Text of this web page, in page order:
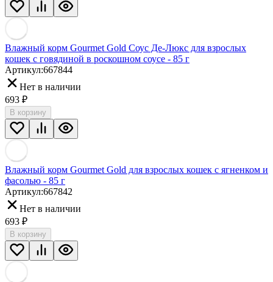
Влажный корм Gourmet Gold Соус Де-Люкс для взрослых
кошек с говядиной в роскошном соусе - 85 г
Артикул:667844
Нет в наличии
693 ₽
В корзину
Влажный корм Gourmet Gold для взрослых кошек с ягненком и
фасолью - 85 г
Артикул:667842
Нет в наличии
693 ₽
В корзину